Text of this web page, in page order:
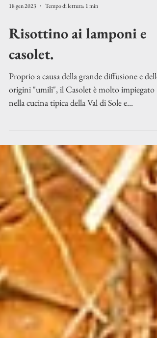
18 gen 2023
Risottino ai lamponi e
casolet.
origini "umili", il Casolet è molto impiegato
nella cucina tipica della Val di Sole e...